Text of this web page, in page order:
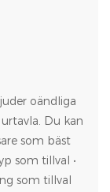
oändliga
Du kan
som bäst
som tillval •
som tillval